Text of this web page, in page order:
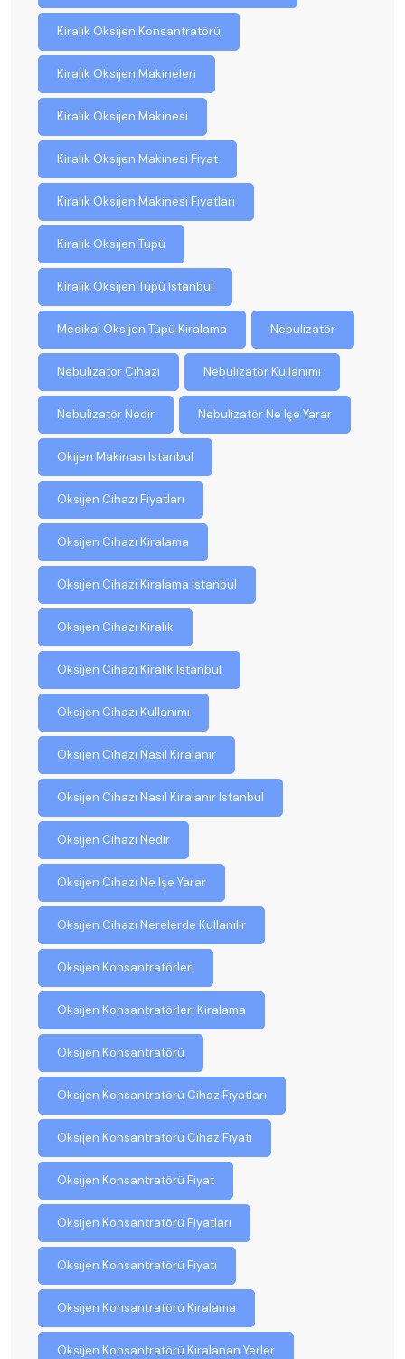
Kiralık Oksijen Konsantratörü
Kiralık Oksijen Makineleri
Kiralık Oksijen Makinesi
Kiralık Oksijen Makinesi Fiyat
Kiralık Oksijen Makinesi Fiyatları
Kiralık Oksijen Tüpü
Kiralık Oksijen Tüpü Istanbul
Medikal Oksijen Tüpü Kiralama Nebulizatör
Nebulizatör Cihazı Nebulizatör Kullanımı
Nebulizatör Nedir Nebulizatör Ne Işe Yarar
Okijen Makinası Istanbul
Oksijen Cihazı Fiyatları
Oksijen Cihazı Kiralama
Oksijen Cihazı Kiralama Istanbul
Oksijen Cihazı Kiralık
Oksijen Cihazı Kiralık Istanbul
Oksijen Cihazı Kullanımı
Oksijen Cihazı Nasıl Kiralanır
Oksijen Cihazı Nasıl Kiralanır Istanbul
Oksijen Cihazı Nedir
Oksijen Cihazı Ne Işe Yarar
Oksijen Cihazı Nerelerde Kullanılır
Oksijen Konsantratörleri
Oksijen Konsantratörleri Kiralama
Oksijen Konsantratörü
Oksijen Konsantratörü Cihaz Fiyatları
Oksijen Konsantratörü Cihaz Fiyatı
Oksijen Konsantratörü Fiyat
Oksijen Konsantratörü Fiyatları
Oksijen Konsantratörü Fiyatı
Oksijen Konsantratörü Kiralama
Oksijen Konsantratörü Kiralanan Yerler